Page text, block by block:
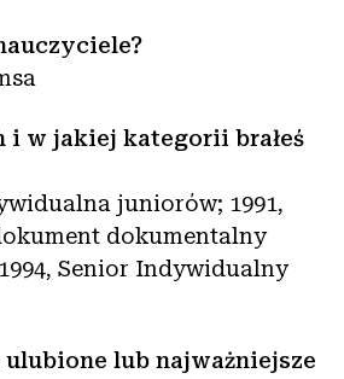
i w jakiej kategorii brałeś
juniorów; 1991,
dokumentalny
Senior Indywidualny
lub najważniejsze